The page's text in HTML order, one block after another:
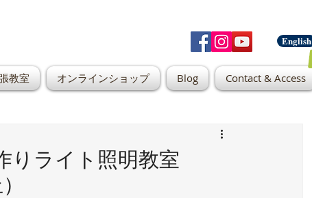
English
教室 オンラインショップ Blog Contact & Access
りライト照明教室